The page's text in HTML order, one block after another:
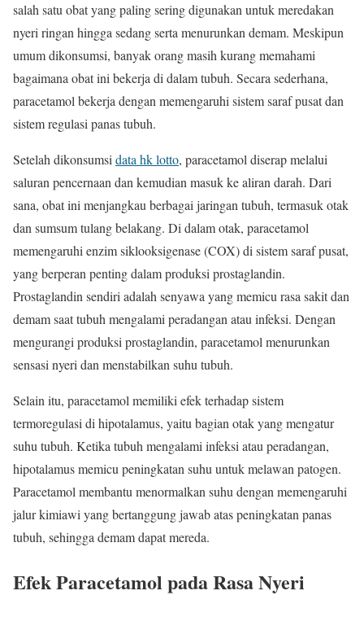
salah satu obat yang paling sering digunakan untuk meredakan
nyeri ringan hingga sedang serta menurunkan demam. Meskipun
umum dikonsumsi, banyak orang masih kurang memahami
bagaimana obat ini bekerja di dalam tubuh. Secara sederhana,
paracetamol bekerja dengan memengaruhi sistem saraf pusat dan
sistem regulasi panas tubuh.
Setelah dikonsumsidata hk lotto, paracetamol diserap melalui
saluran pencernaan dan kemudian masuk ke aliran darah. Dari
sana, obat ini menjangkau berbagai jaringan tubuh, termasuk otak
dan sumsum tulang belakang. Di dalam otak, paracetamol
memengaruhi enzim siklooksigenase (COX) di sistem saraf pusat,
yang berperan penting dalam produksi prostaglandin.
Prostaglandin sendiri adalah senyawa yang memicu rasa sakit dan
demam saat tubuh mengalami peradangan atau infeksi. Dengan
mengurangi produksi prostaglandin, paracetamol menurunkan
sensasi nyeri dan menstabilkan suhu tubuh.
Selain itu, paracetamol memiliki efek terhadap sistem
termoregulasi di hipotalamus, yaitu bagian otak yang mengatur
suhu tubuh. Ketika tubuh mengalami infeksi atau peradangan,
hipotalamus memicu peningkatan suhu untuk melawan patogen.
Paracetamol membantu menormalkan suhu dengan memengaruhi
jalur kimiawi yang bertanggung jawab atas peningkatan panas
tubuh, sehingga demam dapat mereda.
Efek Paracetamol pada Rasa Nyeri